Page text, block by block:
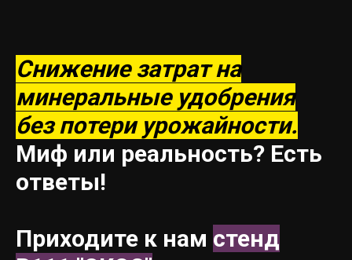
Снижение затрат на
минеральные удобрения
без потери урожайности.
Миф или реальность? Есть
ответы!
Приходите к нам стенд